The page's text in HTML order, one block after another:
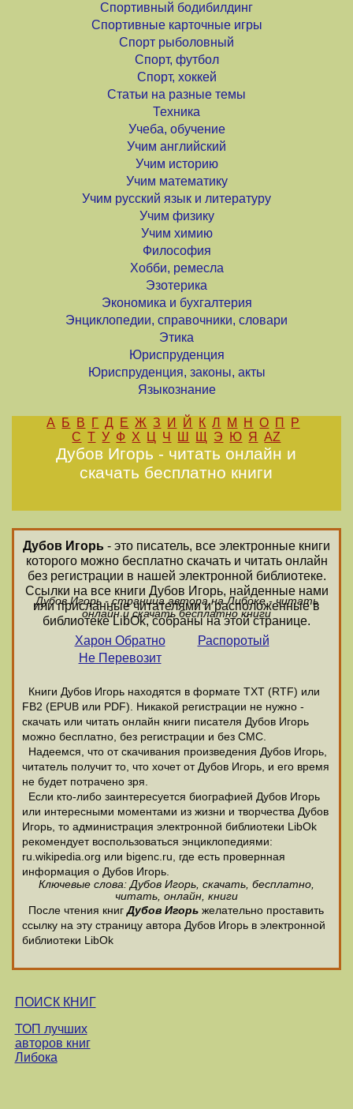
Спортивный бодибилдинг
Спортивные карточные игры
Спорт рыболовный
Спорт, футбол
Спорт, хоккей
Статьи на разные темы
Техника
Учеба, обучение
Учим английский
Учим историю
Учим математику
Учим русский язык и литературу
Учим физику
Учим химию
Философия
Хобби, ремесла
Эзотерика
Экономика и бухгалтерия
Энциклопедии, справочники, словари
Этика
Юриспруденция
Юриспруденция, законы, акты
Языкознание
А Б В Г Д Е Ж З И Й К Л М Н О П
Р
С Т У Ф Х Ц Ч Ш Щ Э Ю Я AZ
Дубов Игорь - читать онлайн и
скачать бесплатно книги
Дубов Игорь - это писатель, все электронные книги
которого можно бесплатно скачать и читать онлайн
без регистрации в нашей электронной библиотеке.
Ссылки на все книги Дубов Игорь, найденные нами
или присланные читателями и расположенные в
библиотеке LibOk, собраны на этой странице.
Дубов Игорь - страница автора на Либоке - читать
онлайн и скачать бесплатно книги
Харон Обратно
Не Перевозит
Распоротый
Книги Дубов Игорь находятся в формате ТХТ (RTF) или
FB2 (EPUB или PDF). Никакой регистрации не нужно -
скачать или читать онлайн книги писателя Дубов Игорь
можно бесплатно, без регистрации и без СМС.
Надеемся, что от скачивания произведения Дубов Игорь,
читатель получит то, что хочет от Дубов Игорь, и его время
не будет потрачено зря.
Если кто-либо заинтересуется биографией Дубов Игорь
или интересными моментами из жизни и творчества Дубов
Игорь, то администрация электронной библиотеки LibOk
рекомендует воспользоваться энциклопедиями:
ru.wikipedia.org или bigenc.ru, где есть провернная
информация о Дубов Игорь.
Ключевые слова: Дубов Игорь, скачать, бесплатно,
читать, онлайн, книги
После чтения книгДубов Игорь желательно проставить
ссылку на эту страницу автора Дубов Игорь в электронной
библиотеки LibOk
ПОИСК КНИГ
ТОП лучших
авторов книг
Либока